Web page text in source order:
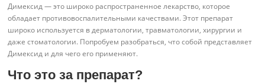
Димексид — это широко распространенное лекарство, которое
обладает противовоспалительными качествами. Этот препарат
широко используется в дерматологии, травматологии, хирургии и
даже стоматологии. Попробуем разобраться, что собой представляет
Димексид и для чего его применяют.
Что это за препарат?